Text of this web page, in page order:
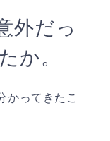
外だっ
か。
かってきたこ